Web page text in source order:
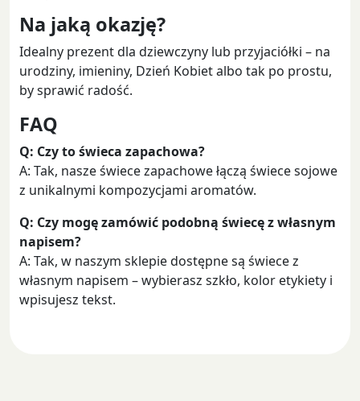
Na jaką okazję?
Idealny prezent dla dziewczyny lub przyjaciółki – na
urodziny, imieniny, Dzień Kobiet albo tak po prostu,
by sprawić radość.
FAQ
Q: Czy to świeca zapachowa?
A: Tak, nasze świece zapachowe łączą świece sojowe
z unikalnymi kompozycjami aromatów.
Q: Czy mogę zamówić podobną świecę z własnym
napisem?
A: Tak, w naszym sklepie dostępne są świece z
własnym napisem – wybierasz szkło, kolor etykiety i
wpisujesz tekst.